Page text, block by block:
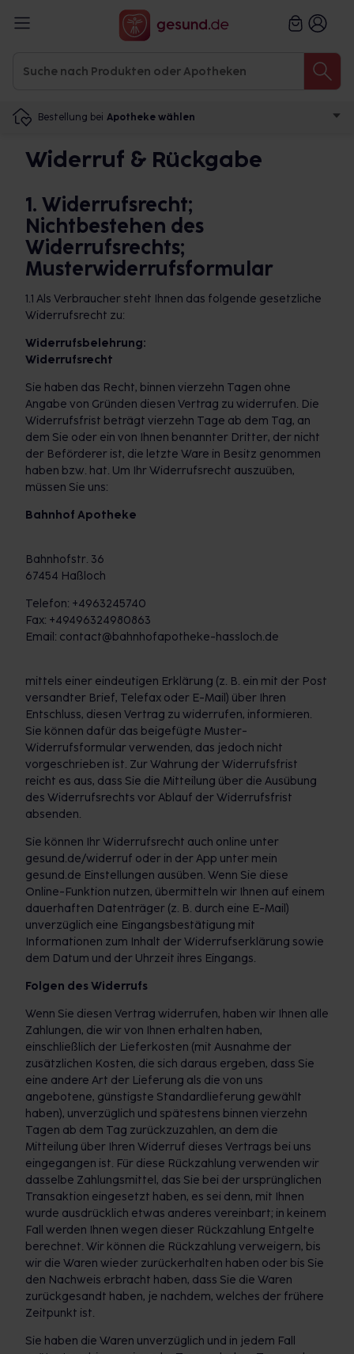
Bestellung bei Apotheke wählen
Widerruf & Rückgabe
1. Widerrufsrecht;
Nichtbestehen des
Widerrufsrechts;
Musterwiderrufsformular
1.1 Als Verbraucher steht Ihnen das folgende gesetzliche
Widerrufsrecht zu:
Widerrufsbelehrung:
Widerrufsrecht
Sie haben das Recht, binnen vierzehn Tagen ohne
Angabe von Gründen diesen Vertrag zu widerrufen. Die
Widerrufsfrist beträgt vierzehn Tage ab dem Tag, an
dem Sie oder ein von Ihnen benannter Dritter, der nicht
der Beförderer ist, die letzte Ware in Besitz genommen
haben bzw. hat. Um Ihr Widerrufsrecht auszuüben,
müssen Sie uns:
Bahnhof Apotheke
Bahnhofstr. 36
67454 Haßloch
Telefon: +4963245740
Fax: +49496324980863
Email: contact@bahnhofapotheke-hassloch.de
mittels einer eindeutigen Erklärung (z. B. ein mit der Post
versandter Brief, Telefax oder E-Mail) über Ihren
Entschluss, diesen Vertrag zu widerrufen, informieren.
Sie können dafür das beigefügte Muster-
Widerrufsformular verwenden, das jedoch nicht
vorgeschrieben ist. Zur Wahrung der Widerrufsfrist
reicht es aus, dass Sie die Mitteilung über die Ausübung
des Widerrufsrechts vor Ablauf der Widerrufsfrist
absenden.
Sie können Ihr Widerrufsrecht auch online unter
gesund.de/widerruf oder in der App unter mein
gesund.de Einstellungen ausüben. Wenn Sie diese
Online-Funktion nutzen, übermitteln wir Ihnen auf einem
dauerhaften Datenträger (z. B. durch eine E-Mail)
unverzüglich eine Eingangsbestätigung mit
Informationen zum Inhalt der Widerrufserklärung sowie
dem Datum und der Uhrzeit ihres Eingangs.
Folgen des Widerrufs
Wenn Sie diesen Vertrag widerrufen, haben wir Ihnen alle
Zahlungen, die wir von Ihnen erhalten haben,
einschließlich der Lieferkosten (mit Ausnahme der
zusätzlichen Kosten, die sich daraus ergeben, dass Sie
eine andere Art der Lieferung als die von uns
angebotene, günstigste Standardlieferung gewählt
haben), unverzüglich und spätestens binnen vierzehn
Tagen ab dem Tag zurückzuzahlen, an dem die
Mitteilung über Ihren Widerruf dieses Vertrags bei uns
eingegangen ist. Für diese Rückzahlung verwenden wir
dasselbe Zahlungsmittel, das Sie bei der ursprünglichen
Transaktion eingesetzt haben, es sei denn, mit Ihnen
wurde ausdrücklich etwas anderes vereinbart; in keinem
Fall werden Ihnen wegen dieser Rückzahlung Entgelte
berechnet. Wir können die Rückzahlung verweigern, bis
wir die Waren wieder zurückerhalten haben oder bis Sie
den Nachweis erbracht haben, dass Sie die Waren
zurückgesandt haben, je nachdem, welches der frühere
Zeitpunkt ist.
Sie haben die Waren unverzüglich und in jedem Fall